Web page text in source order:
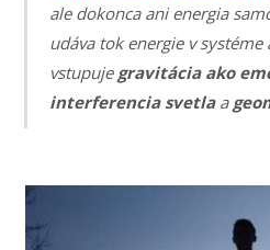
ale dokonca ani energia
udáva tok energie v
vstupuje gravitácia ako
interferencia svetlaa